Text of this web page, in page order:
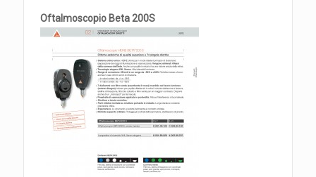
Oftalmoscopio Beta 200S